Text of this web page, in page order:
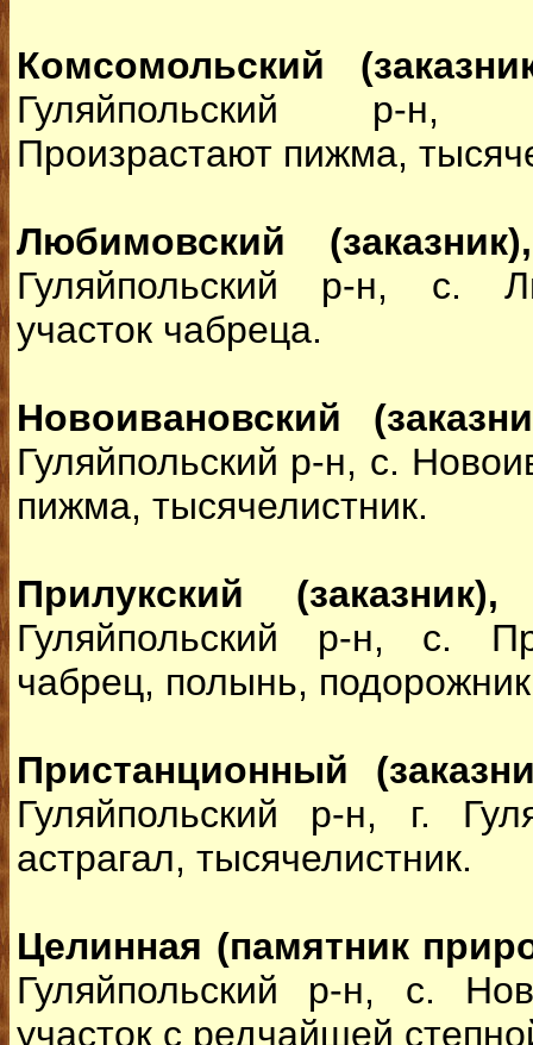
Комсомольский
Гуляйпольский р-н,
Произрастают пижма,
Любимовский (заказник),
Гуляйпольский р-н, с.
участок чабреца.
Новоивановский
Гуляйпольский р-н, с.
пижма, тысячелистник.
Прилукский
Гуляйпольский р-н, с.
чабрец, полынь,
Пристанционный
Гуляйпольский р-н, г.
астрагал, тысячелистник.
Целинная (памятник
Гуляйпольский р-н, с.
участок с редчайшей